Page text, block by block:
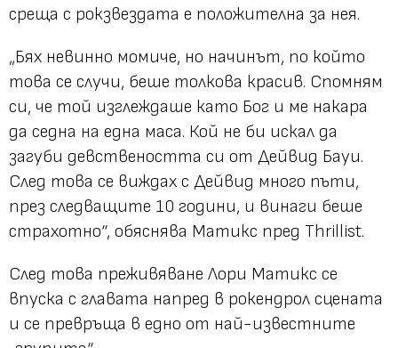
среща с рокзвездата е положителна за нея.
„Бях невинно момиче, но начинът, по който
това се случи, беше толкова красив. Спомням
си, че той изглеждаше като Бог и ме накара
да седна на една маса. Кой не би искал да
загуби девствеността си от Дейвид Бауи.
След това се виждах с Дейвид много пъти,
през следващите 10 години, и винаги беше
страхотно“, обяснява Матикс пред Thrillist.
След това преживяване Лори Матикс се
впуска с главата напред в рокендрол сцената
и се превръща в едно от най-известните